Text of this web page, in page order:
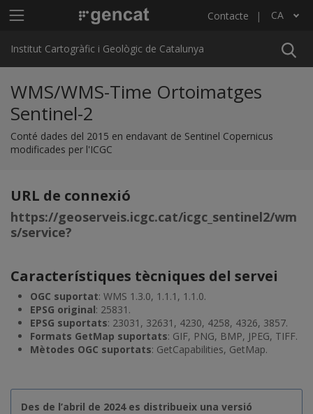
Menú principal ICGC Contacte CA
Llista les accions addicionals
Institut Cartogràfic i Geològic de Catalunya
WMS/WMS-Time Ortoimatges
Sentinel-2
Conté dades del 2015 en endavant de Sentinel Copernicus
modificades per l'ICGC
URL de connexió
https://geoserveis.icgc.cat/icgc_sentinel2/wm
s/service?
Característiques tècniques del servei
OGC suportat: WMS 1.3.0, 1.1.1, 1.1.0.
EPSG original: 25831.
EPSG suportats: 23031, 32631, 4230, 4258, 4326, 3857.
Formats GetMap suportats: GIF, PNG, BMP, JPEG, TIFF.
Mètodes OGC suportats: GetCapabilities, GetMap.
Des de l’abril de 2024 es distribueix una versió